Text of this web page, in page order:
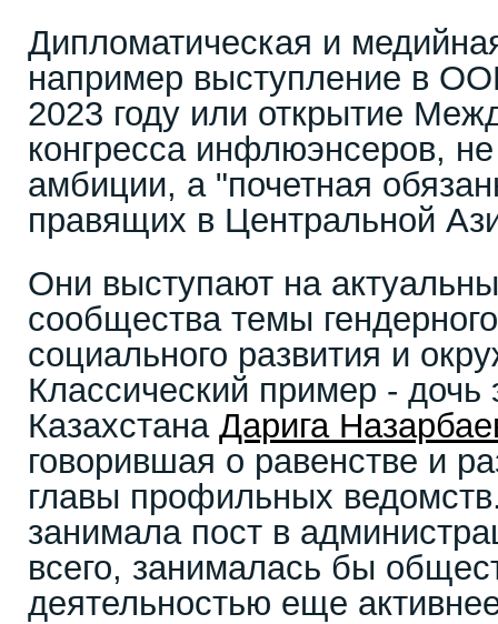
Дипломатическая и
например выступление в
2023 году или открытие
конгресса инфлюэнсеров,
амбиции, а "почетная
правящих в Центральной
Они выступают на
сообщества темы
социального развития и
Классический пример - дочь
Казахстана Дарига
говорившая о равенстве и
главы профильных
занимала пост в
всего, занималась бы
деятельностью еще